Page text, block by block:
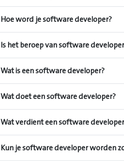
Hoe word je software developer?
Is het beroep van software
Wat is een software developer?
Wat doet een software developer?
Wat verdient een software
Kun je software developer worden